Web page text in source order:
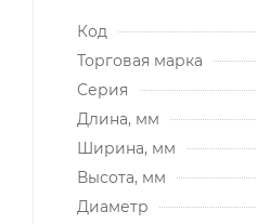
Код
Торговая марка
Серия
Длина, мм
Ширина, мм
Высота, мм
Диаметр